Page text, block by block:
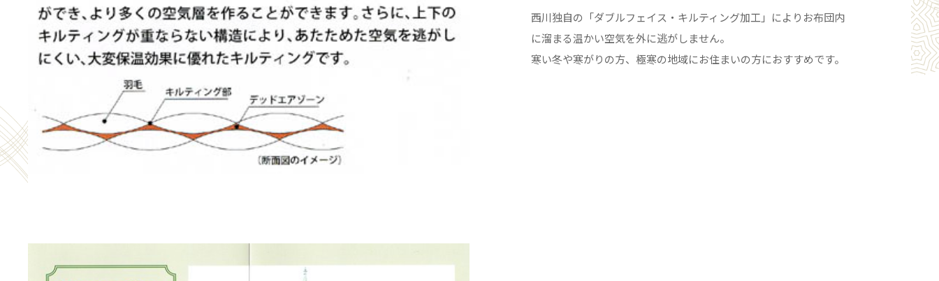
単純に考えても本体価格を抑えるためにはダウンの質を落とすか
充填量を減らすか、側生地の
西川独自の「ダブルフェイス・キルティング加工」によりお布団内
に溜まる温かい空気を外に逃がしません。
寒い冬や寒がりの方、極寒の地域にお住まいの方におすすめです。